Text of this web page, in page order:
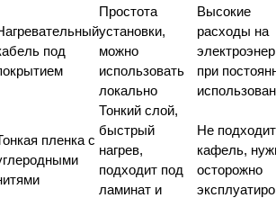
под
Простота
установки,
можно
использовать
локально
Высокие
расходы на
при
пленка с
Тонкий слой,
быстрый
нагрев,
подходит под
ламинат и
Не
кафель,
осторожно